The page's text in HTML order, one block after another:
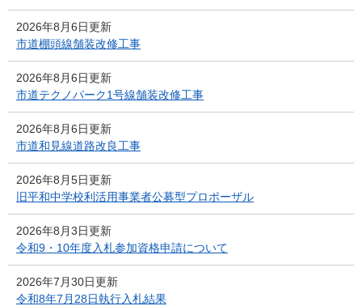
2026年8月6日更新
市道棚頭線舗装改修工事
2026年8月6日更新
市道テクノパーク1号線舗装改修工事
2026年8月6日更新
市道和見線道路改良工事
2026年8月5日更新
旧平和中学校利活用事業者公募型プロポーザル
2026年8月3日更新
令和9・10年度入札参加資格申請について
2026年7月30日更新
令和8年7月28日執行入札結果